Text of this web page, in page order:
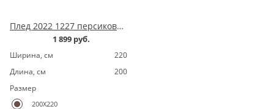
Плед 2022 1227 персиковый ромбы
1 899 руб.
Ширина, cм
220
Длина, cм
200
Размер
200X220